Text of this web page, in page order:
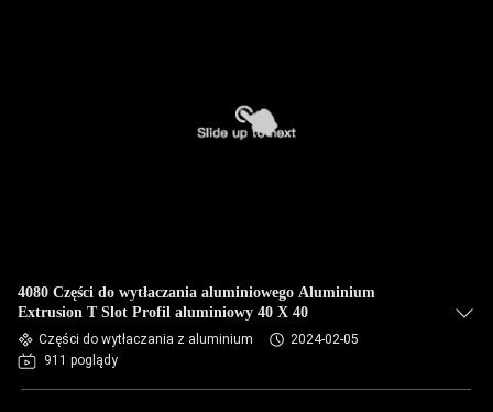
4080 Części do wytłaczania aluminiowego Aluminium
Extrusion T Slot Profil aluminiowy 40 X 40
Części do wytłaczania z aluminium
2024-02-05
911 poglądy